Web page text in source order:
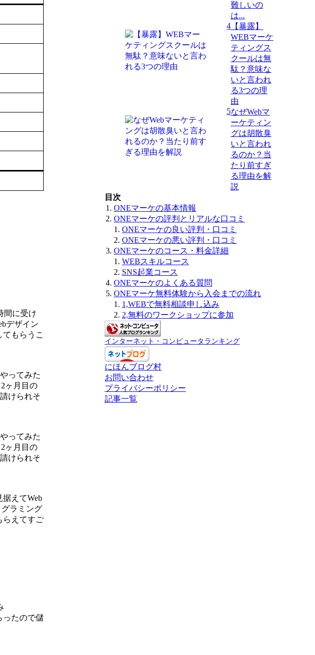
間に受け
デザイン
もらうこ
ってみた
ヶ月目の
けられそ
ってみた
ヶ月目の
けられそ
えてWeb
ラミング
らえてすご
ったので儲
難しいの
は...
4 【暴露】
WEBマーケ
ティングス
クールは無
駄？意味な
いと言われ
る3つの理
由
5なぜWebマ
ーケティン
グは胡散臭
いと言われ
るのか？当
たり前すぎ
る理由を解
説
目次
ONEマーケの基本情報
ONEマーケの評判とリアルな口コミ
ONEマーケの良い評判・口コミ
ONEマーケの悪い評判・口コミ
ONEマーケのコース・料金詳細
WEBスキルコース
SNS起業コース
ONEマーケのよくある質問
ONEマーケ無料体験から入会までの流れ
1,WEBで無料相談申し込み
2,無料のワークショップに参加
インターネット・コンピュータランキング
にほんブログ村
お問い合わせ
プライバシーポリシー
記事一覧